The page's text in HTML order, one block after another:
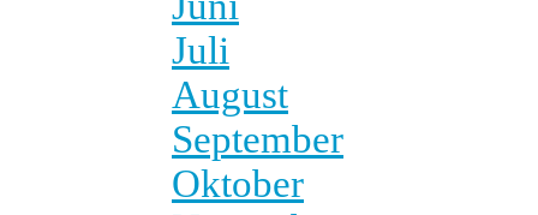
Juli
August
September
Oktober